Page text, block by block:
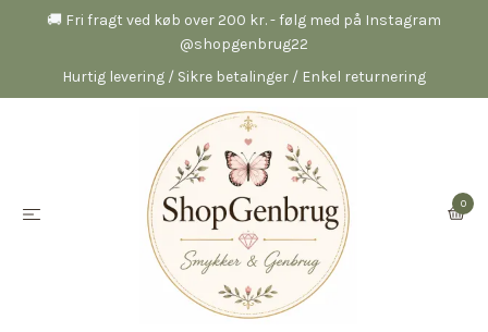
🚚 Fri fragt ved køb over 200 kr. - følg med på Instagram
@shopgenbrug22
Hurtig levering / Sikre betalinger / Enkel returnering
0